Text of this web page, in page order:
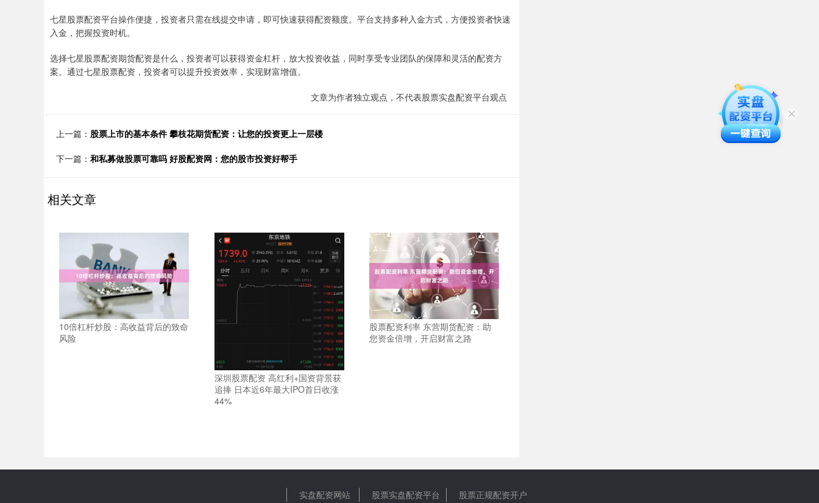
七星股票配资平台操作便捷，投资者只需在线提交申请，即可快速获得配资额度。平台支持多种入金方式，方便投资者快速
入金，把握投资时机。
选择七星股票配资期货配资是什么，投资者可以获得资金杠杆，放大投资收益，同时享受专业团队的保障和灵活的配资方
案。通过七星股票配资，投资者可以提升投资效率，实现财富增值。
文章为作者独立观点，不代表股票实盘配资平台观点
上一篇： 股票上市的基本条件 攀枝花期货配资：让您的投资更上一层楼
下一篇： 和私募做股票可靠吗 好股配资网：您的股市投资好帮手
相关文章
10倍杠杆炒股：高收益背后的致命
风险
深圳股票配资 高红利+国资背景获
追捧 日本近6年最大IPO首日收涨
44%
股票配资利率 东营期货配资：助
您资金倍增，开启财富之路
实盘配资网站 股票实盘配资平台 股票正规配资开户